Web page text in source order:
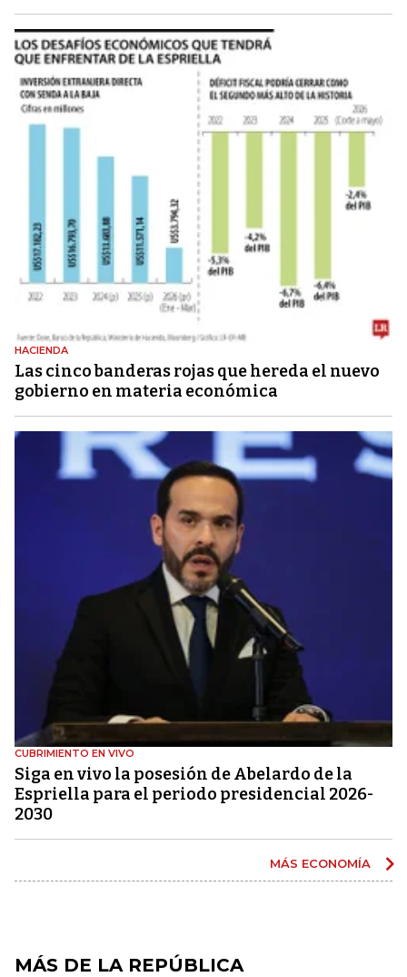
HACIENDA
Las cinco banderas rojas que hereda el nuevo
gobierno en materia económica
CUBRIMIENTO EN VIVO
Siga en vivo la posesión de Abelardo de la
Espriella para el periodo presidencial 2026-
2030
MÁS ECONOMÍA
MÁS DE LA REPÚBLICA